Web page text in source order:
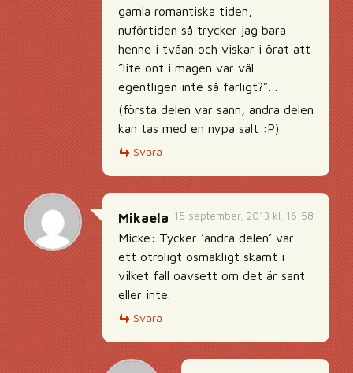
gamla romantiska tiden,
nuförtiden så trycker jag bara
henne i tvåan och viskar i örat att
”lite ont i magen var väl
egentligen inte så farligt?”…
(första delen var sann, andra delen
kan tas med en nypa salt :P)
Svara
15 september, 2013 kl. 16:58
Mikaela
Micke: Tycker ’andra delen’ var
ett otroligt osmakligt skämt i
vilket fall oavsett om det är sant
eller inte.
Svara